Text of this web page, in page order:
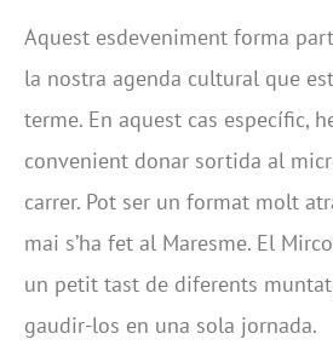
Aquest esdeveniment forma
la nostra agenda cultural que
terme. En aquest cas específic,
convenient donar sortida al
carrer. Pot ser un format molt
mai s’ha fet al Maresme. El
un petit tast de diferents
gaudir-los en una sola jornada.